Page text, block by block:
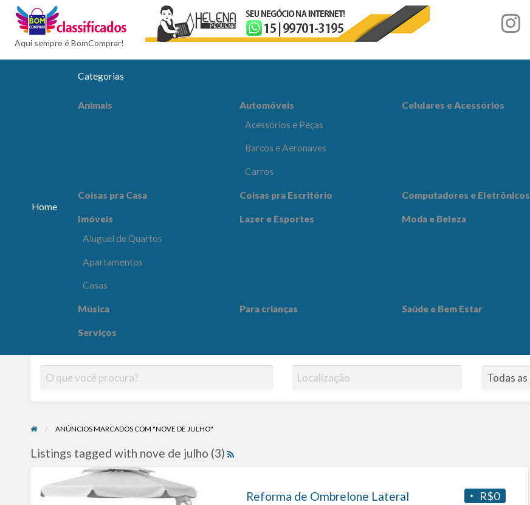
Coisas pra Escritório
Computadores e
Eletrônicos
Lazer e Esportes Moda e Beleza
BomComprar
Aqui sempre é BomComprar!
Home
Categorias
Animais
Automóveis
Acessórios e Peças
Barcos e Aeronaves
Carros
Celulares e Acessórios
Coisas pra Casa Coisas pra Escritório Computadores e Eletrônicos
Imóveis
Aluguel de Quartos
Apartamentos
Casas
Lazer e Esportes Moda e Beleza
Música Para crianças Saúde e Bem Estar
Serviços
ANÚNCIOS MARCADOS COM "NOVE DE JULHO"
Listings tagged with nove de julho (3)
R$0
Reforma de Ombrelone Lateral